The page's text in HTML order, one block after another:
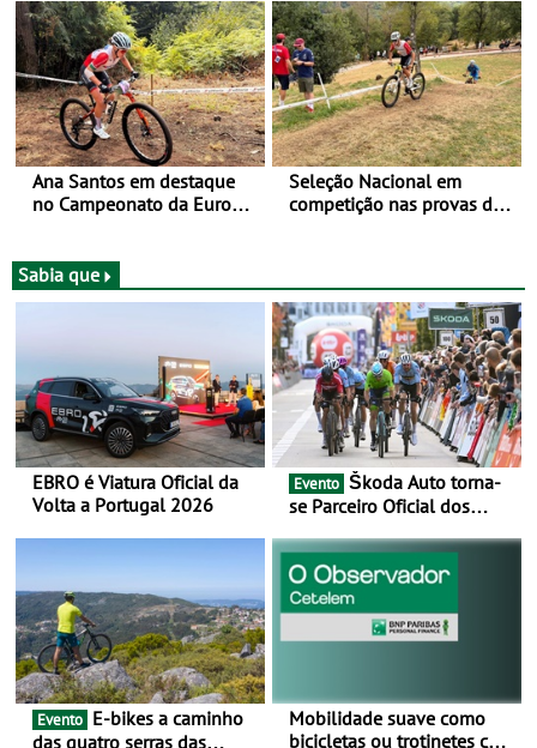
a Portugal - Prova decorre
entre 5 e 16 de Agosto
no Cartaxo
Ana Santos em destaque
no Campeonato da Europa
Seleção Nacional em
competição nas provas de
Sabia que
EBRO é Viatura Oficial da
Volta a Portugal 2026
Evento
se Parceiro Oficial dos
BTT e Gravel da UCI - Para
os anos de 2025 e 2026
Evento
das quatro serras das
Mobilidade suave como
bicicletas ou trotinetes com